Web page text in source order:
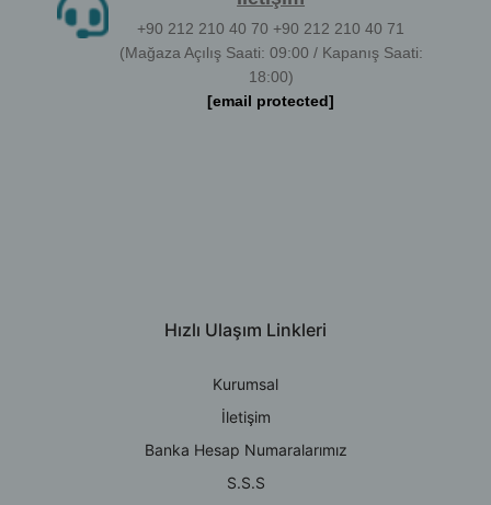
+90 212 210 40 70 +90 212 210 40 71
(Mağaza Açılış Saati: 09:00 / Kapanış Saati:
18:00)
[email protected]
Hızlı Ulaşım Linkleri
Kurumsal
İletişim
Banka Hesap Numaralarımız
S.S.S